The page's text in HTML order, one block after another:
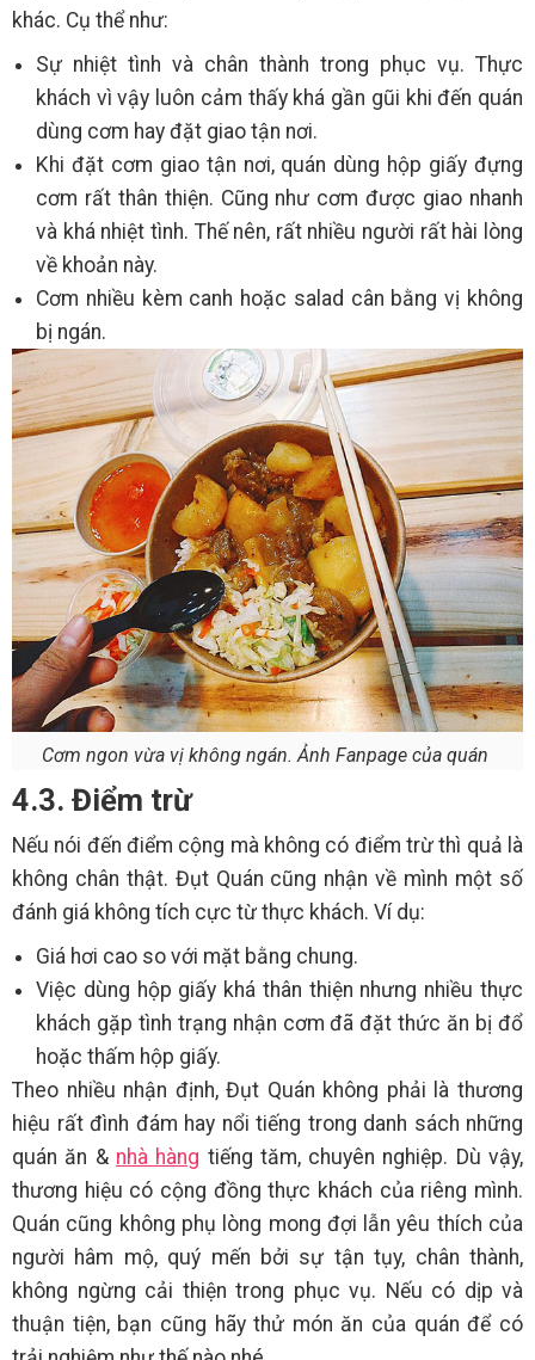
khác. Cụ thể như:
Sự nhiệt tình và chân thành trong phục vụ. Thực
khách vì vậy luôn cảm thấy khá gần gũi khi đến quán
dùng cơm hay đặt giao tận nơi.
Khi đặt cơm giao tận nơi, quán dùng hộp giấy đựng
cơm rất thân thiện. Cũng như cơm được giao nhanh
và khá nhiệt tình. Thế nên, rất nhiều người rất hài lòng
về khoản này.
Cơm nhiều kèm canh hoặc salad cân bằng vị không
bị ngán.
Cơm ngon vừa vị không ngán. Ảnh Fanpage của quán
4.3. Điểm trừ
Nếu nói đến điểm cộng mà không có điểm trừ thì quả là
không chân thật. Đụt Quán cũng nhận về mình một số
đánh giá không tích cực từ thực khách. Ví dụ:
Giá hơi cao so với mặt bằng chung.
Việc dùng hộp giấy khá thân thiện nhưng nhiều thực
khách gặp tình trạng nhận cơm đã đặt thức ăn bị đổ
hoặc thấm hộp giấy.
Theo nhiều nhận định, Đụt Quán không phải là thương
hiệu rất đình đám hay nổi tiếng trong danh sách những
quán ăn & nhà hàng tiếng tăm, chuyên nghiệp. Dù vậy,
thương hiệu có cộng đồng thực khách của riêng mình.
Quán cũng không phụ lòng mong đợi lẫn yêu thích của
người hâm mộ, quý mến bởi sự tận tụy, chân thành,
không ngừng cải thiện trong phục vụ. Nếu có dịp và
thuận tiện, bạn cũng hãy thử món ăn của quán để có